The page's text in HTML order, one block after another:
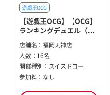
遊戯王OCG
【遊戯王OCG】【OCG】
ランキングデュエル（...
店舗名： 福岡天神店
人数： 16名
開催種別： スイスドロー
参加料： なし